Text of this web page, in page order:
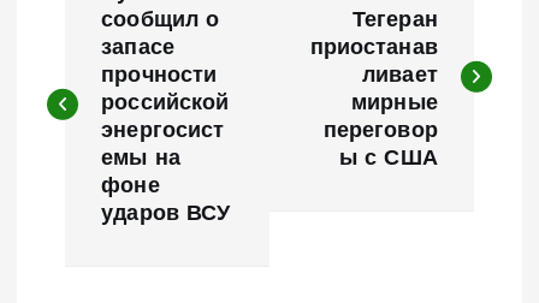
в
сообщил о
запасе
прочности
российской
энергосист
емы на
фоне
ударов ВСУ
Тегеран
приостанав
ливает
мирные
переговор
ы с США